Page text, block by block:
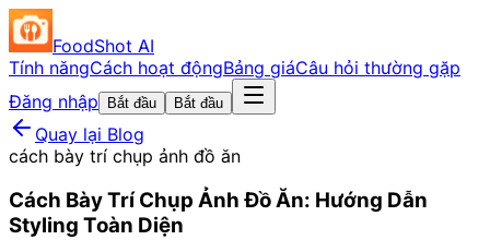
FoodShot AI
Tính năngCách hoạt độngBảng giáCâu hỏi thường gặp
Đăng nhập
Bắt đầu Bắt đầu
Quay lại Blog
cách bày trí chụp ảnh đồ ăn
Cách Bày Trí Chụp Ảnh Đồ Ăn: Hướng Dẫn
Styling Toàn Diện